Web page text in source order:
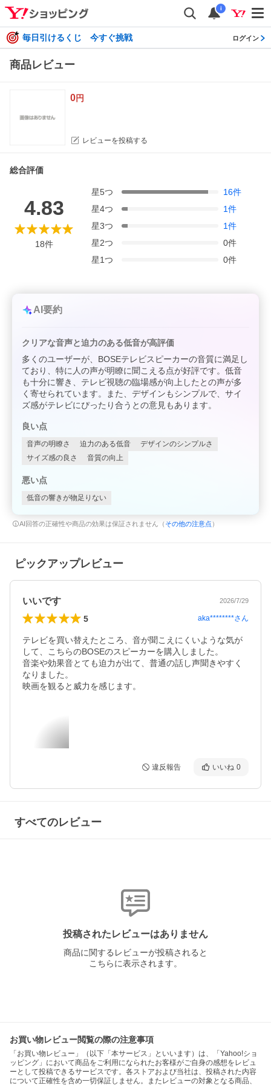
i
毎日引けるくじ 今すぐ挑戦 ログイン
商品レビュー
0円
レビューを投稿する
総合評価
4.83
18件
星5つ 16件
星4つ 1件
星3つ 1件
星2つ 0件
星1つ 0件
AI要約
クリアな音声と迫力のある低音が高評価
多くのユーザーが、BOSEテレビスピーカーの音質に満足し
ており、特に人の声が明瞭に聞こえる点が好評です。低音
も十分に響き、テレビ視聴の臨場感が向上したとの声が多
く寄せられています。また、デザインもシンプルで、サイ
ズ感がテレビにぴったり合うとの意見もあります。
良い点
音声の明瞭さ 迫力のある低音
デザインのシンプルさ
サイズ感の良さ
音質の向上
悪い点
低音の響きが物足りない
AI回答の正確性や商品の効果は保証されません（ その他の注意点 ）
ピックアップレビュー
いいです 2026/7/29
5 aka********さん
テレビを買い替えたところ、音が聞こえにくいような気が
して、こちらのBOSEのスピーカーを購入しました。
音楽や効果音とても迫力が出て、普通の話し声聞きやすく
なりました。
映画を観ると威力を感じます。
違反報告 いいね 0
すべてのレビュー
投稿されたレビューはありません
商品に関するレビューが投稿されると
こちらに表示されます。
お買い物レビュー閲覧の際の注意事項
「お買い物レビュー」（以下「本サービス」といいます）は、「Yahoo!ショ
ッピング」において商品をご利用になられたお客様がご自身の感想をレビュ
ーとして投稿できるサービスです。各ストアおよび当社は、投稿された内容
について正確性を含め一切保証しません。またレビューの対象となる商品、